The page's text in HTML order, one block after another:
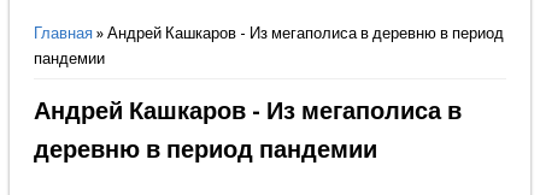
Вы здесь
Главная» Андрей Кашкаров - Из мегаполиса в деревню в период
пандемии
Андрей Кашкаров - Из мегаполиса в
деревню в период пандемии